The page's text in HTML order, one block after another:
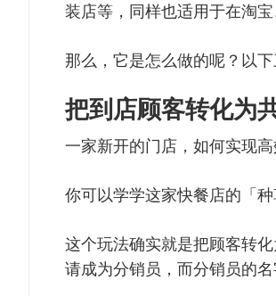
装店等，同样也适用于在淘
那么，它是怎么做的呢？以
把到店顾客转化为
一家新开的门店，如何实现高
你可以学学这家快餐店的「种
这个玩法确实就是把顾客转
请成为分销员，而分销员的名